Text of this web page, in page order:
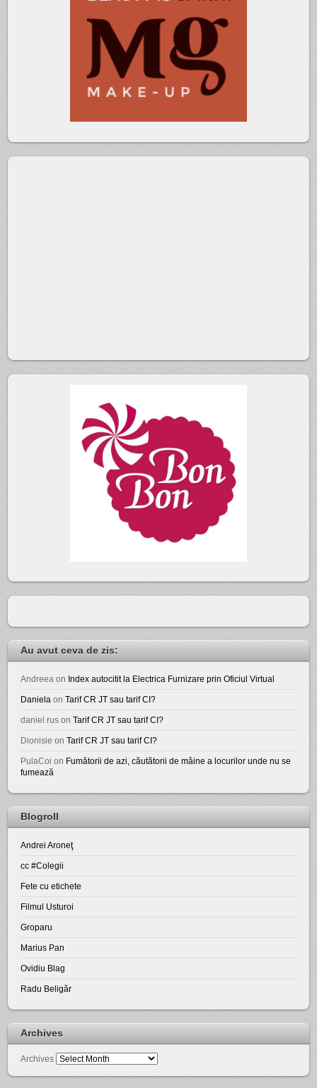
Au avut ceva de zis:
Andreea on Index autocitit la Electrica Furnizare prin Oficiul Virtual
Daniela onTarif CR JT sau tarif CI?
daniel rus onTarif CR JT sau tarif CI?
Dionisie onTarif CR JT sau tarif CI?
PulaCoi on Fumătorii de azi, căutătorii de mâine a locurilor unde nu se
fumează
Blogroll
Andrei Aroneţ
cc #Colegii
Fete cu etichete
Filmul Usturoi
Groparu
Marius Pan
Ovidiu Blag
Radu Beligăr
Archives
Archives